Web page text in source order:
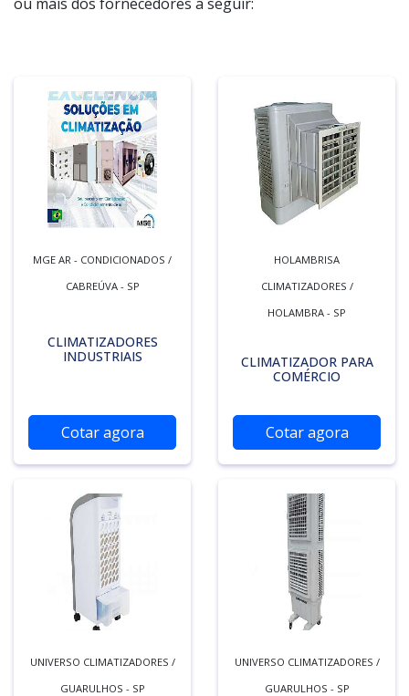
MGE AR - CONDICIONADOS /
CABREÚVA - SP
CLIMATIZADORES
INDUSTRIAIS
Cotar agora
HOLAMBRISA
CLIMATIZADORES /
HOLAMBRA - SP
CLIMATIZADOR PARA
COMÉRCIO
Cotar agora
UNIVERSO CLIMATIZADORES /
GUARULHOS - SP
UNIVERSO CLIMATIZADORES /
GUARULHOS - SP